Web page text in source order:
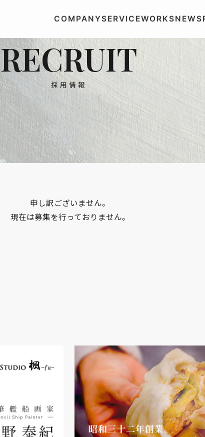
COMPANYSERVICEWORKSNEWS
RECRUIT
採用情報
申し訳ございません。
現在は募集を行っておりません。